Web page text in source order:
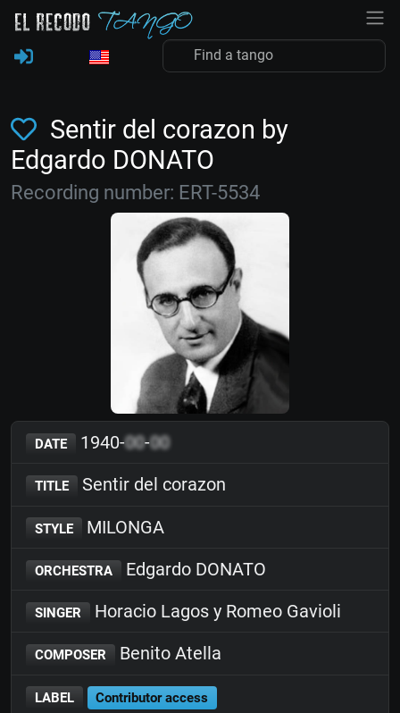
Sentir del corazon by
Edgardo DONATO
Recording number: ERT-5534
DATE 1940-00-00
TITLE Sentir del corazon
STYLE MILONGA
ORCHESTRA Edgardo DONATO
SINGER Horacio Lagos y Romeo Gavioli
COMPOSER Benito Atella
LABEL Contributor access